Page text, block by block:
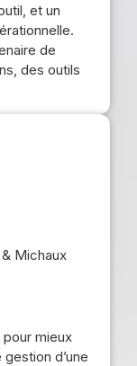
et un
de
des outils
Michaux
mieux
d’une